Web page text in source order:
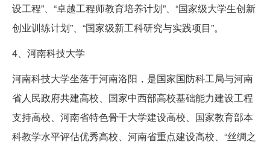
设工程”、“卓越工程师教育培养计划”、“国家级大学生创新
创业训练计划”、“国家级新工科研究与实践项目”。
4、河南科技大学
河南科技大学坐落于河南洛阳，是国家国防科工局与河南
省人民政府共建高校、国家中西部高校基础能力建设工程
支持高校、河南省特色骨干大学建设高校、国家教育部本
科教学水平评估优秀高校、河南省重点建设高校、“丝绸之